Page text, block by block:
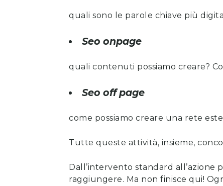
quali sono le parole chiave più
Seo onpage
quali contenuti possiamo creare?
Seo off page
come possiamo creare una rete
Tutte queste attività, insieme,
Dall’intervento standard
raggiungere. Ma non finisce qui!